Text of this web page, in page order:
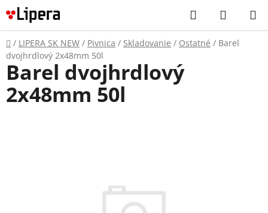
Prejsť
na
obsah
Hľadať
KOŠÍK
Domov
/ LIPERA SK NEW / Pivnica / Skladovanie / Ostatné / Barel
dvojhrdlový 2x48mm 50l
Barel dvojhrdlový
2x48mm 50l